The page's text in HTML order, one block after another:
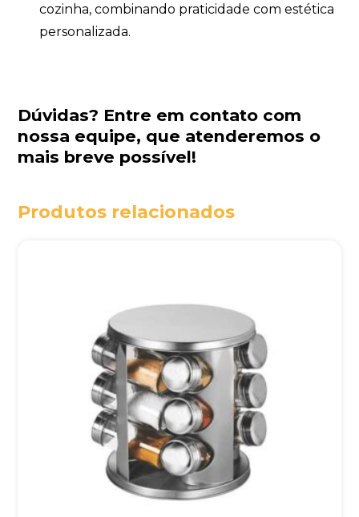
cozinha, combinando praticidade com estética
personalizada.
Dúvidas? Entre em contato com
nossa equipe, que atenderemos o
mais breve possível!
Produtos relacionados